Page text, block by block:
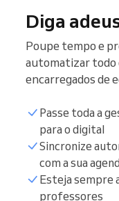
Diga
Poupe tempo e
automatizar todo
encarregados de
Passe toda a
para o digital
Sincronize
com a sua
Esteja sempre
professores